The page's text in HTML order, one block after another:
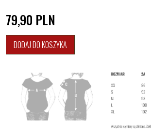
79,90 PLN
DODAJ DO KOSZYKA